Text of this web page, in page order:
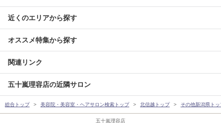
五十嵐理容店
近くのエリアから探す
オススメ特集から探す
関連リンク
五十嵐理容店の近隣サロン
総合トップ 美容院・美容室・ヘアサロン検索トップ 北信越トップ その他新潟県トッ